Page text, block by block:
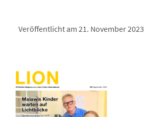
Veröffentlicht am 21. November 2023